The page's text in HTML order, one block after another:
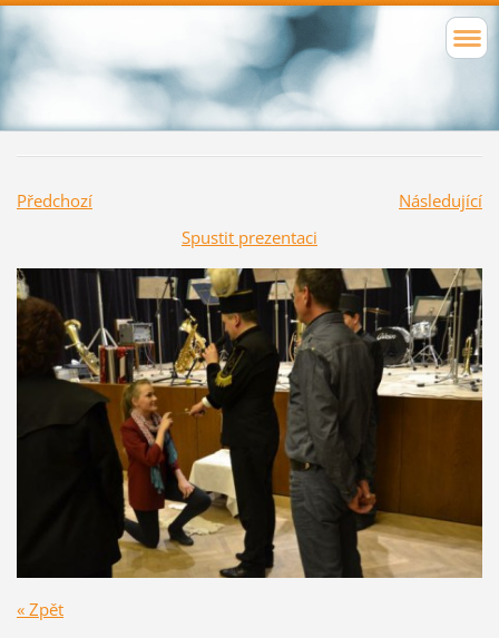
Předchozí
Následující
Spustit prezentaci
« Zpět